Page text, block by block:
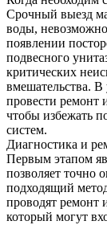
Срочный выезд
воды,
появлении
подвесного
критических
вмешательства.
провести ремонт
чтобы избежать
систем.
Диагностика и
Первым этапом
позволяет точно
подходящий
проводят ремонт
который могут